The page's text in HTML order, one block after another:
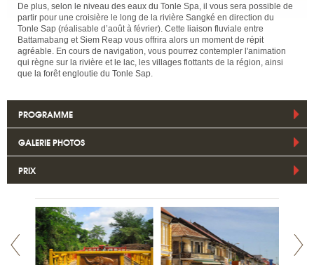
De plus, selon le niveau des eaux du Tonle Spa, il vous sera possible de
partir pour une croisière le long de la rivière Sangké en direction du
Tonle Sap (réalisable d’août à février). Cette liaison fluviale entre
Battamabang et Siem Reap vous offrira alors un moment de répit
agréable. En cours de navigation, vous pourrez contempler l'animation
qui règne sur la rivière et le lac, les villages flottants de la région, ainsi
que la forêt engloutie du Tonle Sap.
PROGRAMME
GALERIE PHOTOS
PRIX